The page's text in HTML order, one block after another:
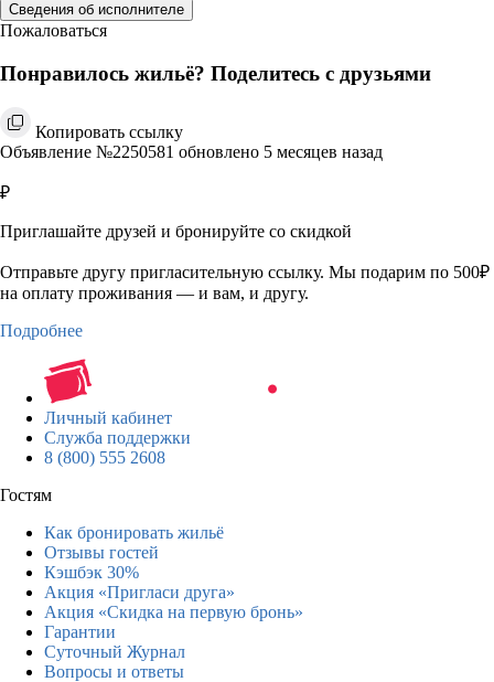
Сведения об исполнителе
Пожаловаться
Понравилось жильё? Поделитесь с друзьями
Копировать ссылку
Объявление №2250581 обновлено 5 месяцев назад
₽
Приглашайте друзей и бронируйте со скидкой
Отправьте другу пригласительную ссылку. Мы подарим по 500₽
на оплату проживания — и вам, и другу.
Подробнее
Личный кабинет
Служба поддержки
8 (800) 555 2608
Гостям
Как бронировать жильё
Отзывы гостей
Кэшбэк 30%
Акция «Пригласи друга»
Акция «Скидка на первую бронь»
Гарантии
Суточный Журнал
Вопросы и ответы